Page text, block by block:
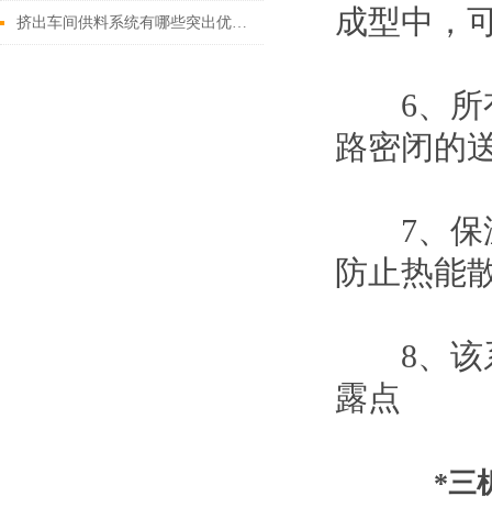
挤出车间供料系统有哪些突出优势?
成型中，
6、所有
路密闭的
7、保温
防止热能
8、该系
露点
*三